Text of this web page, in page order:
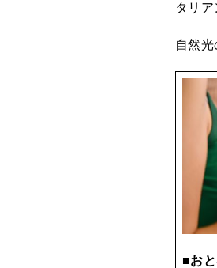
タリ
自然
■お